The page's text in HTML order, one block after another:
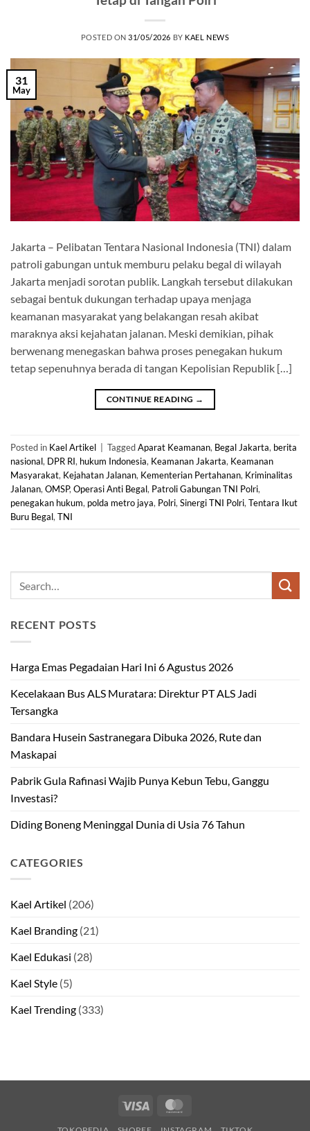
POSTED ON31/05/2026 BY KAEL NEWS
31
May
Jakarta – Pelibatan Tentara Nasional Indonesia (TNI) dalam
patroli gabungan untuk memburu pelaku begal di wilayah
Jakarta menjadi sorotan publik. Langkah tersebut dilakukan
sebagai bentuk dukungan terhadap upaya menjaga
keamanan masyarakat yang belakangan resah akibat
maraknya aksi kejahatan jalanan. Meski demikian, pihak
berwenang menegaskan bahwa proses penegakan hukum
tetap sepenuhnya berada di tangan Kepolisian Republik […]
CONTINUE READING →
Posted in Kael Artikel | TaggedAparat Keamanan, Begal Jakarta, berita
nasional, DPR RI, hukum Indonesia, Keamanan Jakarta, Keamanan
Masyarakat, Kejahatan Jalanan, Kementerian Pertahanan, Kriminalitas
Jalanan, OMSP, Operasi Anti Begal, Patroli Gabungan TNI Polri,
penegakan hukum, polda metro jaya, Polri, Sinergi TNI Polri, Tentara Ikut
Buru Begal, TNI
RECENT POSTS
Harga Emas Pegadaian Hari Ini 6 Agustus 2026
Kecelakaan Bus ALS Muratara: Direktur PT ALS Jadi
Tersangka
Bandara Husein Sastranegara Dibuka 2026, Rute dan
Maskapai
Pabrik Gula Rafinasi Wajib Punya Kebun Tebu, Ganggu
Investasi?
Diding Boneng Meninggal Dunia di Usia 76 Tahun
CATEGORIES
Kael Artikel (206)
Kael Branding (21)
Kael Edukasi (28)
Kael Style (5)
Kael Trending (333)
Visa